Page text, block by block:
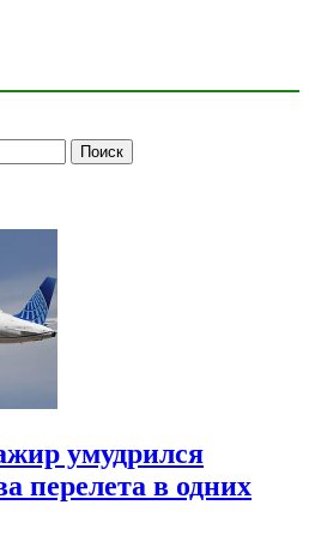
умудрился
перелета в одних